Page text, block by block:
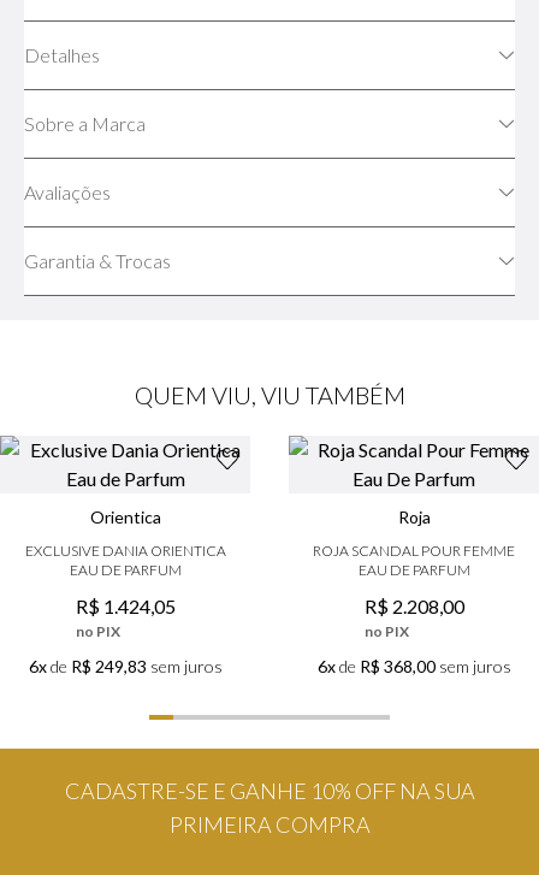
Detalhes
Sobre a Marca
Avaliações
Garantia & Trocas
QUEM VIU, VIU TAMBÉM
Orientica
EXCLUSIVE DANIA ORIENTICA
EAU DE PARFUM
R$ 1.424,05
no PIX
6xde R$ 249,83 sem juros
Roja
ROJA SCANDAL POUR FEMME
EAU DE PARFUM
R$ 2.208,00
no PIX
6xde R$ 368,00sem juros
CADASTRE-SE E GANHE 10% OFF NA SUA
PRIMEIRA COMPRA